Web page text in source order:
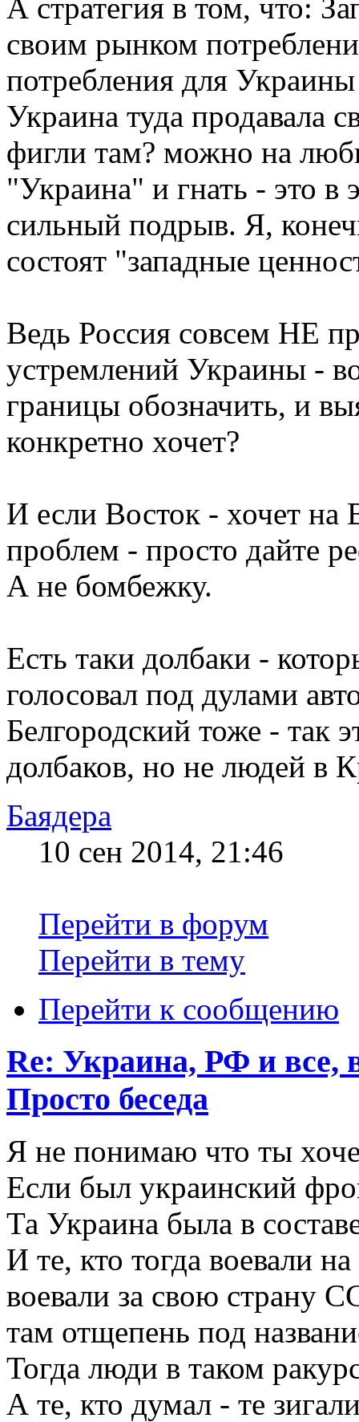
А стратегия в том, что:
своим рынком
потребления для
Украина туда продавала
фигли там? можно на
"Украина" и гнать - это в
сильный подрыв. Я,
состоят "западные
Ведь Россия совсем НЕ
устремлений Украины -
границы обозначить, и
конкретно хочет?
И если Восток - хочет на
проблем - просто дайте
А не бомбежку.
Есть таки долбаки -
голосовал под дулами
Белгородский тоже - так
долбаков, но не людей в
Баядера
10 сен 2014, 21:46
Перейти в форум
Перейти в тему
Перейти к сообщению
Re: Украина, РФ и все,
Просто беседа
Я не понимаю что ты
Если был украинский
Та Украина была в
И те, кто тогда воевали
воевали за свою страну
там отщепень под
Тогда люди в таком
А те, кто думал - те